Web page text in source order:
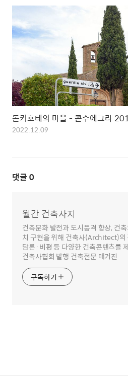
돈키호테의 마을 - 콘수에그라
2022.12.09
댓글 0
월간 건축사지
건축문화 발전과 도시품격 향상, 건
치 구현을 위해 건축사(Architect)의
담론·비평 등 다양한 건축콘텐츠를
건축사협회 발행 건축전문 매거진
구독하기